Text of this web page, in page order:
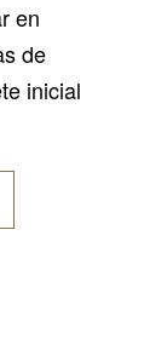
en
de
inicial